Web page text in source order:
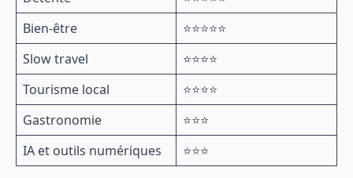
Bien-être
⭐⭐⭐⭐⭐
Slow travel
⭐⭐⭐⭐
Tourisme local
⭐⭐⭐⭐
Gastronomie
⭐⭐⭐
IA et outils numériques
⭐⭐⭐